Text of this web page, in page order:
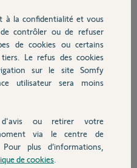
de discussion
à la confidentialité et vous
de contrôler ou de refuser
de cookies ou certains
Le refus des cookies
sur le site Somfy
utilisateur sera moins
d'avis ou retirer votre
via le centre de
plus d’informations,
de cookies